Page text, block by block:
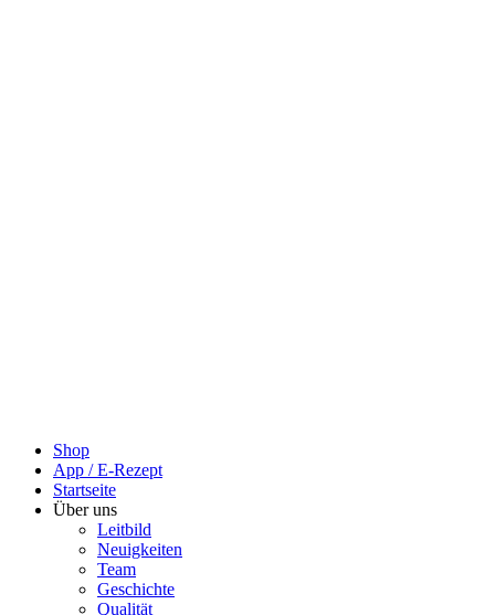
Shop
App / E-Rezept
Startseite
Über uns
Leitbild
Neuigkeiten
Team
Geschichte
Qualität